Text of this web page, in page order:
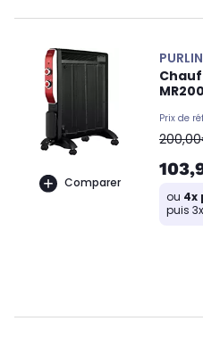
Comparer
Prix de
ou 4x
puis